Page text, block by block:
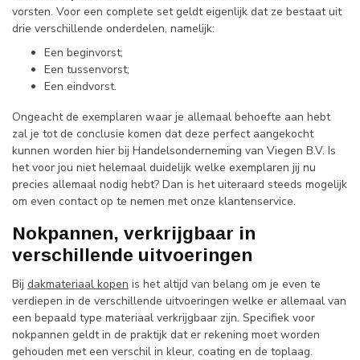
vorsten. Voor een complete set geldt eigenlijk dat ze bestaat uit
drie verschillende onderdelen, namelijk:
Een beginvorst;
Een tussenvorst;
Een eindvorst.
Ongeacht de exemplaren waar je allemaal behoefte aan hebt
zal je tot de conclusie komen dat deze perfect aangekocht
kunnen worden hier bij Handelsonderneming van Viegen B.V. Is
het voor jou niet helemaal duidelijk welke exemplaren jij nu
precies allemaal nodig hebt? Dan is het uiteraard steeds mogelijk
om even contact op te nemen met onze klantenservice.
Nokpannen, verkrijgbaar in
verschillende uitvoeringen
Bij dakmateriaal kopen is het altijd van belang om je even te
verdiepen in de verschillende uitvoeringen welke er allemaal van
een bepaald type materiaal verkrijgbaar zijn. Specifiek voor
nokpannen geldt in de praktijk dat er rekening moet worden
gehouden met een verschil in kleur, coating en de toplaag.